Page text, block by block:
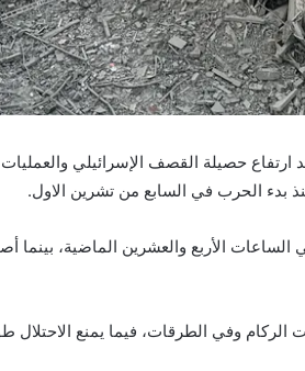
ارتفاع حصيلة القصف الإسرائيلي
وفي الطرقات، فيما يمنع الاحتلال